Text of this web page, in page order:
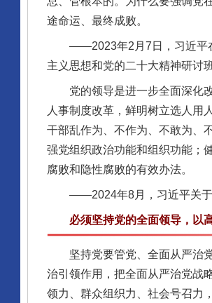
途命运、最终成败。
——2023年2月7日，习近平在
主义思想和党的二十大精神研讨
党的领导是进一步全面深化改
人事制度改革，鲜明树立选人用
干部乱作为、不作为、不敢为、
强党组织政治功能和组织功能；
腐败和隐性腐败的有效办法。
——2024年8月，习近平关于《
必须坚持党的全面领导，以
坚持党要管党、全面从严治党
治引领作用，把全面从严治党战
领力、群众组织力、社会号召力